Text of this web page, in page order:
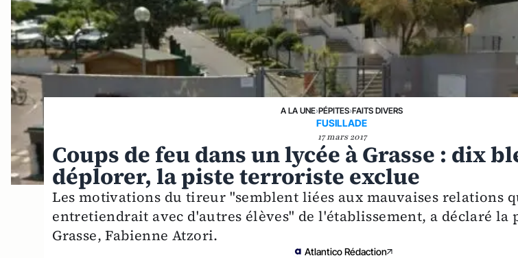
A LA UNE›PÉPITES›FAITS DIVERS
FUSILLADE
17 mars 2017
Coups de feu dans un lycée à Grasse : dix
déplorer, la piste terroriste exclue
Les motivations du tireur "semblent liées aux mauvaises relations
entretiendrait avec d'autres élèves" de l'établissement, a déclaré la
Grasse, Fabienne Atzori.
Atlantico Rédaction